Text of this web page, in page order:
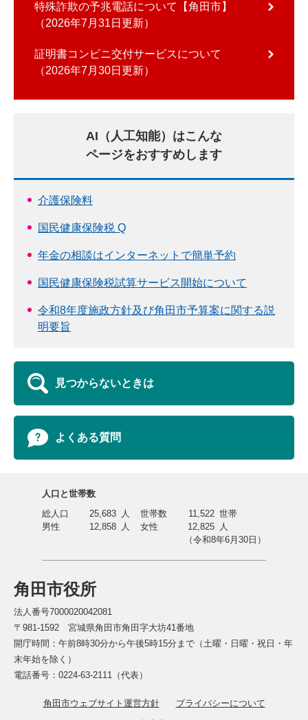
特殊詐欺の予兆電話について【角田市】
2026年7月31日更新
証明書コンビニ交付サービスについて
2026年7月30日更新
AI（人工知能）はこんな
ページをおすすめします
介護保険料
国民健康保険税 Q
年金の相談はインターネットで簡単予約
国民健康保険税試算サービス開始について
令和8年度施政方針及び角田市予算案に関する説
明要旨
見つからないときは
よくある質問
角田市役所
法人番号7000020042081
〒981-1592 宮城県角田市角田字大坊41番地
開庁時間：午前8時30分から午後5時15分まで（土曜・日曜・祝日・年
末年始を除く）
電話番号：0224-63-2111（代表）
角田市ウェブサイト運営方針
プライバシーについて
人口と世帯数
総人口
25,683 人 世帯数 11,522 世帯
男性
12,858 人 女性 12,825 人
（令和8年6月30日）